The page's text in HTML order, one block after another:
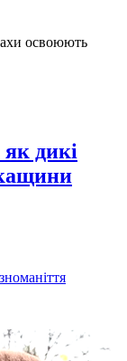
освоюють
дикі